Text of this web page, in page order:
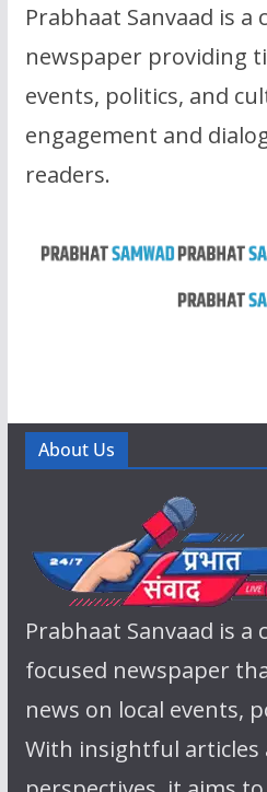
Prabhaat Sanvaad is a
newspaper providing
events, politics, and
engagement and
readers.
About Us
Prabhaat Sanvaad is a
focused newspaper
news on local events,
With insightful articles